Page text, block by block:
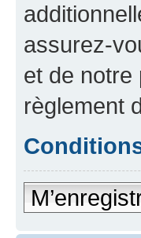
assurez-
et de notre
règlement